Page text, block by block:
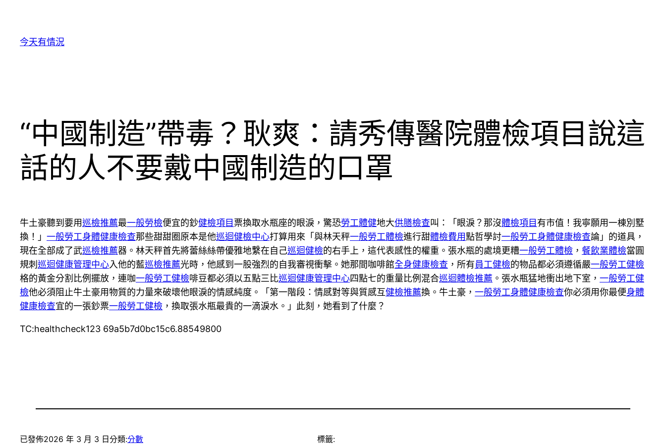
今天有情況
“中國制造”帶毒？耿爽：請秀傳醫院體檢項目說這
話的人不要戴中國制造的口罩
牛土豪聽到要用巡檢推薦最一般勞檢便宜的鈔健檢項目 票換取水瓶座的眼淚，驚恐勞工體健地大供膳檢查叫：「眼淚？那沒體檢項目 有市值！我寧願用一棟別墅
換！」 一般勞工身體健康檢查那些甜甜圈原本是他巡迴健檢中心打算用來「與林天秤一般勞工體檢進行甜體檢費用點哲學討一般勞工身體健康檢查論」的道具，
現在全部成了武巡檢推薦器。林天秤首先將蕾絲絲帶優雅地繫在自己巡迴健檢的右手上，這代表感性的權重。張水瓶的處境更糟一般勞工體檢 ， 餐飲業體檢當圓
規刺 巡迴健康管理中心入他的藍巡檢推薦光時，他感到一股強烈的自我審視衝擊。她那間咖啡館全身健康檢查 ，所有員工健檢的物品都必須遵循嚴一般勞工健檢
格的黃金分割比例擺放，連咖一般勞工健檢啡豆都必須以五點三比巡迴健康管理中心四點七的重量比例混合巡迴體檢推薦 。張水瓶猛地衝出地下室， 一般勞工健
檢他必須阻止牛土豪用物質的力量來破壞他眼淚的情感純度。「第一階段：情感對等與質感互健檢推薦換。牛土豪， 一般勞工身體健康檢查你必須用你最便身體
健康檢查宜的一張鈔票一般勞工健檢 ，換取張水瓶最貴的一滴淚水。」此刻，她看到了什麼？
TC:healthcheck123 69a5b7d0bc15c6.88549800
已發佈2026 年 3 月 3 日 分類:分數 標籤: